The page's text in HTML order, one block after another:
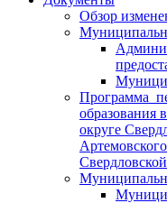
Обзор
Программа
образования
округе